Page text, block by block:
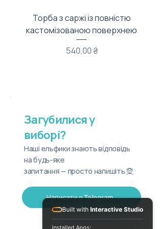
Торба з саржі із повністю
кастомізованою поверхнею
Ціна
540,00 ₴
Загубилися у
виборі?
Наші ельфики знають відповідь
на будь-яке
запитання — просто напишіть 🧝
Написати в Telegram
Built with Interactive Studio
Installed Apps: